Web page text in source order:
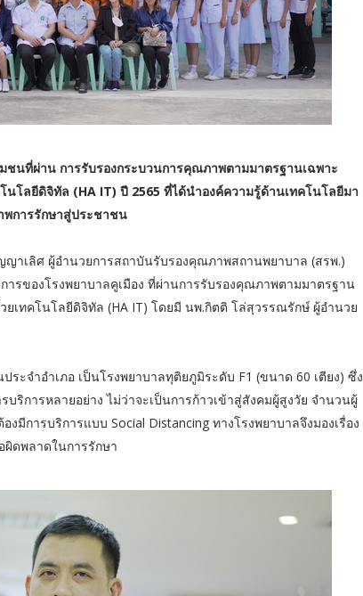
นที่ผ่าน การรับรองกระบวนการคุณภาพตามมาตรฐานเฉพาะ
ลยีดิจิทัล (HA IT) ปี 2565 ที่ได้นำองค์ความรู้ด้านเทคโนโลยีมา
พการรักษาสู่ประชาชน
าเลิศ ผู้อำนวยการสถาบันรับรองคุณภาพสถานพยาบาล (สรพ.)
ของโรงพยาบาลคูเมือง ที่ผ่านการรับรองคุณภาพตามมาตรฐาน
ทคโนโลยีดิจิทัล (HA IT) โดยมี นพ.กิตติ โล่สุวรรณรักษ์ ผู้อำนวย
ะจำอำเภอ เป็นโรงพยาบาลทุติยภูมิระดับ F1 (ขนาด 60 เตียง) ซึ่ง
การหลายอย่าง ไม่ว่าจะเป็นการก้าวเข้าสู่สังคมผู้สูงวัย จำนวนผู้
การบริการแบบ Social Distancing ทางโรงพยาบาลจึงมองเรื่อง
ดพลาดในการรักษา